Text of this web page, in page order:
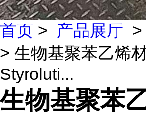
首页 > 产品展厅 >
> 生物基聚苯乙烯
Styroluti...
生物基聚苯